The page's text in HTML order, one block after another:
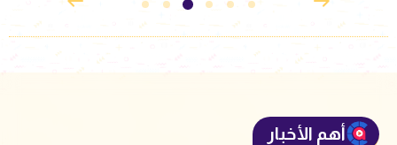
أهم الأخبار